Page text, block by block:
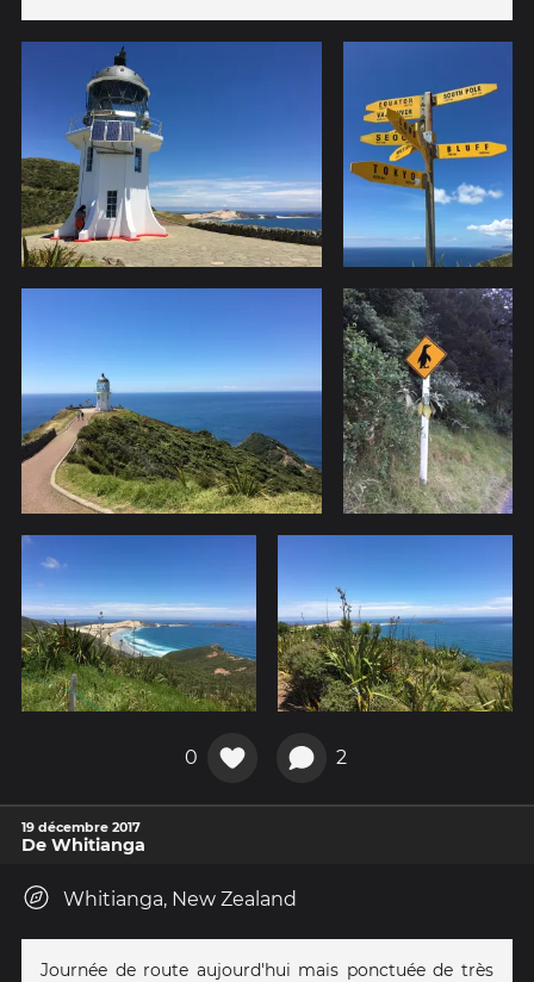
0 2
19 décembre 2017
De Whitianga
Whitianga, New Zealand
Journée de route aujourd'hui mais ponctuée de très